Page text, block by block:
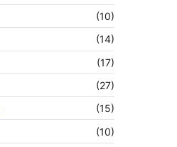
(10)
(14)
(17)
(27)
(15)
(10)